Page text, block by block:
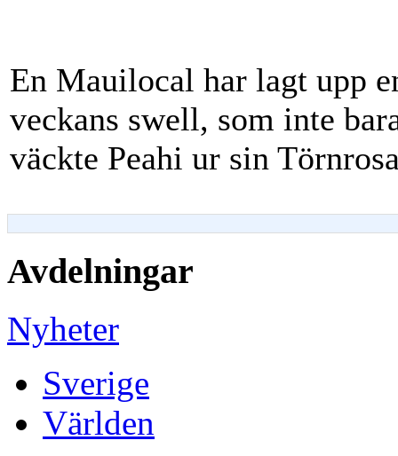
En Mauilocal har lagt upp
veckans swell, som inte
väckte Peahi ur sin
Avdelningar
Nyheter
Sverige
Världen